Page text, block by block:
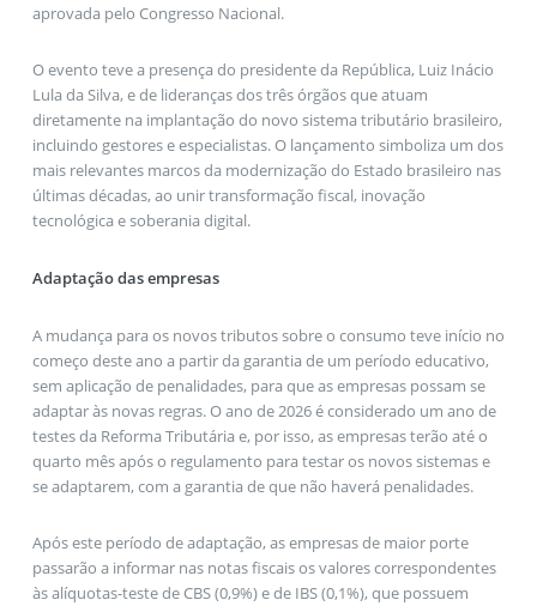
aprovada pelo Congresso Nacional.
O evento teve a presença do presidente da República, Luiz Inácio
Lula da Silva, e de lideranças dos três órgãos que atuam
diretamente na implantação do novo sistema tributário brasileiro,
incluindo gestores e especialistas. O lançamento simboliza um dos
mais relevantes marcos da modernização do Estado brasileiro nas
últimas décadas, ao unir transformação fiscal, inovação
tecnológica e soberania digital.
Adaptação das empresas
A mudança para os novos tributos sobre o consumo teve início no
começo deste ano a partir da garantia de um período educativo,
sem aplicação de penalidades, para que as empresas possam se
adaptar às novas regras. O ano de 2026 é considerado um ano de
testes da Reforma Tributária e, por isso, as empresas terão até o
quarto mês após o regulamento para testar os novos sistemas e
se adaptarem, com a garantia de que não haverá penalidades.
Após este período de adaptação, as empresas de maior porte
passarão a informar nas notas fiscais os valores correspondentes
às alíquotas-teste de CBS (0,9%) e de IBS (0,1%), que possuem